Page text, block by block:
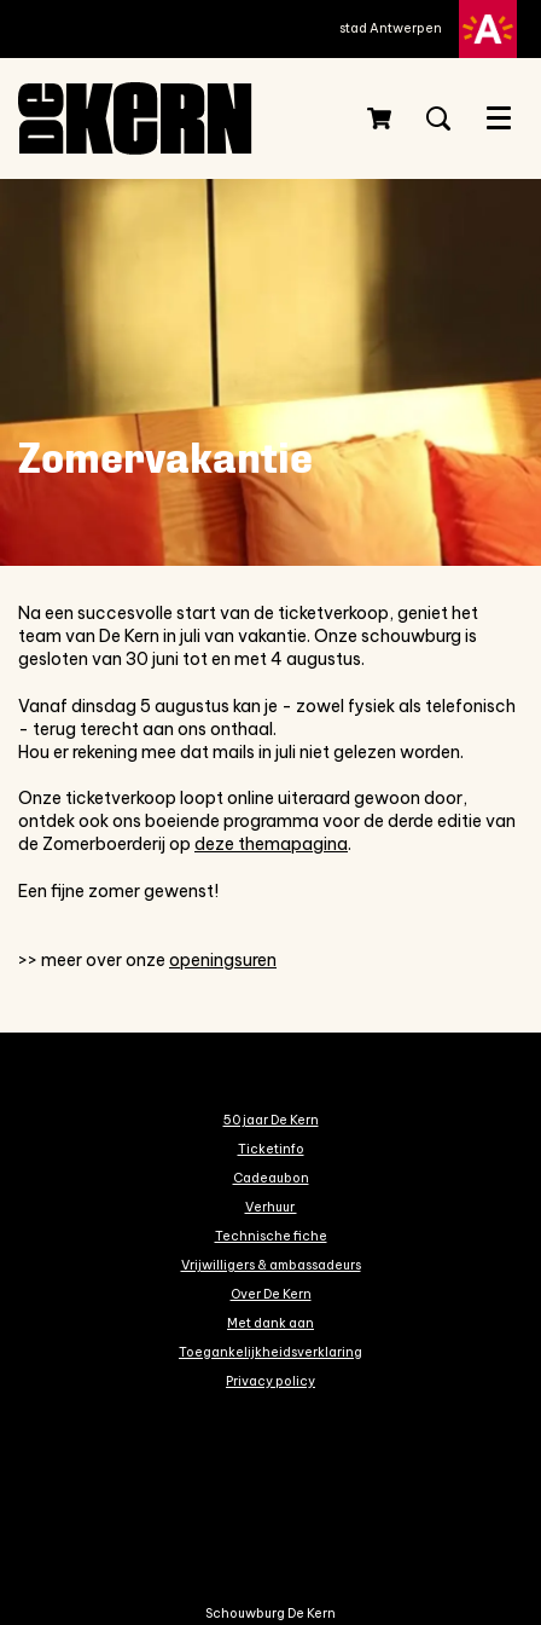
stad Antwerpen
Menu
Zomervakantie
Na een succesvolle start van de ticketverkoop, geniet het
team van De Kern in juli van vakantie. Onze schouwburg is
gesloten van 30 juni tot en met 4 augustus.
Vanaf dinsdag 5 augustus kan je - zowel fysiek als telefonisch
- terug terecht aan ons onthaal.
Hou er rekening mee dat mails in juli niet gelezen worden.
Onze ticketverkoop loopt online uiteraard gewoon door,
ontdek ook ons boeiende programma voor de derde editie van
de Zomerboerderij op deze themapagina.
Een fijne zomer gewenst!
>> meer over onze openingsuren
50 jaar De Kern
Ticketinfo
Cadeaubon
Verhuur
Technische fiche
Vrijwilligers & ambassadeurs
Over De Kern
Met dank aan
Toegankelijkheidsverklaring
Privacy policy
Schouwburg De Kern